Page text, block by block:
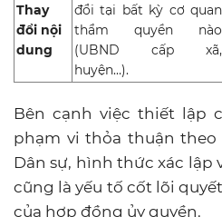
Thay
đổi nội
dung
đổi tại bất kỳ cơ quan
thẩm quyền nào
(UBND cấp xã,
huyện…).
Bên cạnh việc thiết lập
phạm vi thỏa thuận
Dân sự, hình thức xác lập
cũng là yếu tố cốt lõi
của hợp đồng ủy quyền.